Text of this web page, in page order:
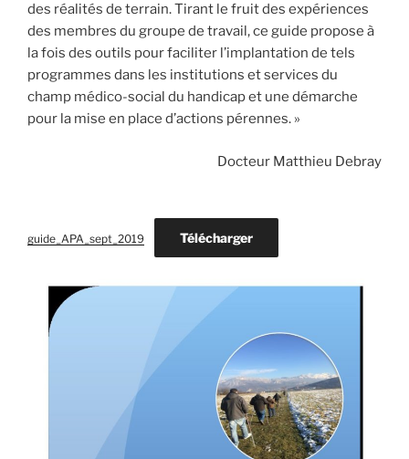
des réalités de terrain. Tirant le fruit des expériences
des membres du groupe de travail, ce guide propose à
la fois des outils pour faciliter l’implantation de tels
programmes dans les institutions et services du
champ médico-­social du handicap et une démarche
pour la mise en place d’actions pérennes. »
Docteur Matthieu Debray
guide_APA_sept_2019 Télécharger